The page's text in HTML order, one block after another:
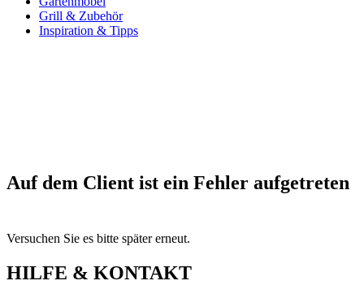
Grill & Zubehör
Inspiration & Tipps
Auf dem Client ist ein Fehler aufgetreten
Versuchen Sie es bitte später erneut.
HILFE & KONTAKT